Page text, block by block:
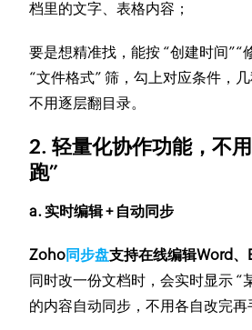
档里的文字、表格内容；
要是想精准找，能按 “创建时间”“
“文件格式” 筛，勾上对应条件，
不用逐层翻目录。
2. 轻量化协作功能，不
跑”
a. 实时编辑 + 自动同步
Zoho同步盘支持在线编辑Word、
同时改一份文档时，会实时显示 “
的内容自动同步，不用各自改完再